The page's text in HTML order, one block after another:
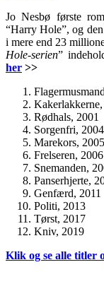
Jo Nesbø første
“Harry Hole”, og
i mere end 23
Hole-serien”
her >>
Kakerlakkerne,
Rødhals, 2001
Sorgenfri, 2004
Marekors, 2005
Frelseren, 2006
Snemanden,
Panserhjerte,
Genfærd, 2011
Politi, 2013
Tørst, 2017
Kniv, 2019
Klik og se alle titler